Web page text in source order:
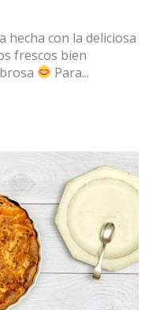
hecha con la deliciosa
frescos bien
Para...